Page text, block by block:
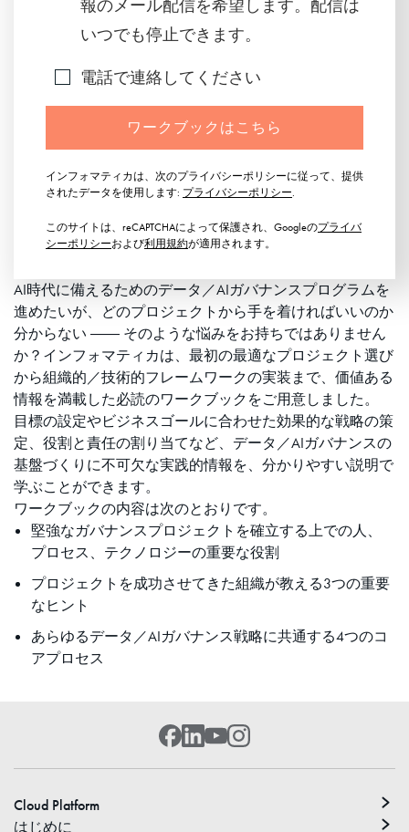
AI時代に備えるためのデータ／AIガバナンスプログラムを
進めたいが、どのプロジェクトから手を着ければいいのか
分からない ―― そのような悩みをお持ちではありません
か？インフォマティカは、最初の最適なプロジェクト選び
から組織的／技術的フレームワークの実装まで、価値ある
情報を満載した必読のワークブックをご用意しました。
目標の設定やビジネスゴールに合わせた効果的な戦略の策
定、役割と責任の割り当てなど、データ／AIガバナンスの
基盤づくりに不可欠な実践的情報を、分かりやすい説明で
学ぶことができます。
ワークブックの内容は次のとおりです。
堅強なガバナンスプロジェクトを確立する上での人、
プロセス、テクノロジーの重要な役割
プロジェクトを成功させてきた組織が教える3つの重要
なヒント
あらゆるデータ／AIガバナンス戦略に共通する4つのコ
アプロセス
報のメール配信を希望します。配信は
いつでも停止できます。
電話で連絡してください
ワークブックはこちら
インフォマティカは、次のプライバシーポリシーに従って、提供
されたデータを使用します: プライバシーポリシー.
このサイトは、reCAPTCHAによって保護され、Googleのプライバ
シーポリシーおよび利用規約が適用されます。
Cloud Platform
はじめに